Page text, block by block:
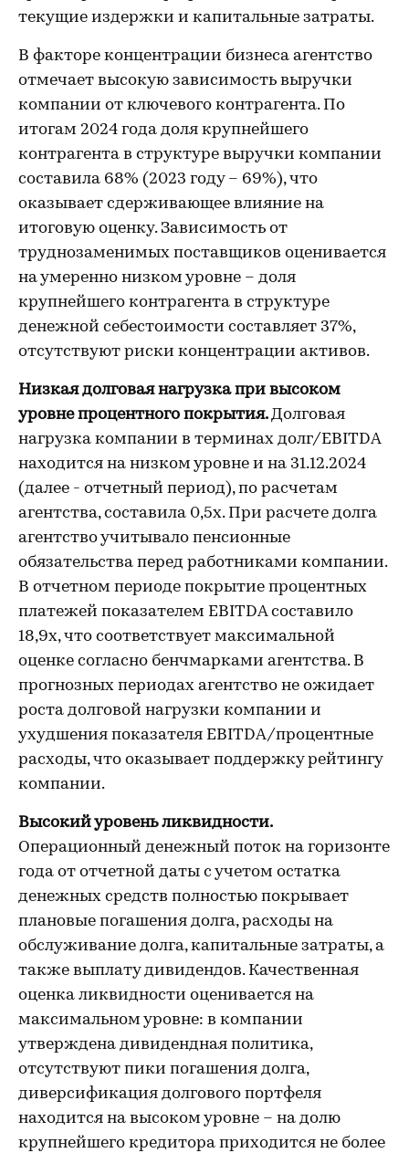
текущие издержки и капитальные затраты.
В факторе концентрации бизнеса агентство
отмечает высокую зависимость выручки
компании от ключевого контрагента. По
итогам 2024 года доля крупнейшего
контрагента в структуре выручки компании
составила 68% (2023 году – 69%), что
оказывает сдерживающее влияние на
итоговую оценку. Зависимость от
труднозаменимых поставщиков оценивается
на умеренно низком уровне – доля
крупнейшего контрагента в структуре
денежной себестоимости составляет 37%,
отсутствуют риски концентрации активов.
Низкая долговая нагрузка при высоком
уровне процентного покрытия.Долговая
нагрузка компании в терминах долг/EBITDA
находится на низком уровне и на 31.12.2024
(далее - отчетный период), по расчетам
агентства, составила 0,5х. При расчете долга
агентство учитывало пенсионные
обязательства перед работниками компании.
В отчетном периоде покрытие процентных
платежей показателем EBITDA составило
18,9х, что соответствует максимальной
оценке согласно бенчмарками агентства. В
прогнозных периодах агентство не ожидает
роста долговой нагрузки компании и
ухудшения показателя EBITDA/процентные
расходы, что оказывает поддержку рейтингу
компании.
Высокий уровень ликвидности.
Операционный денежный поток на горизонте
года от отчетной даты с учетом остатка
денежных средств полностью покрывает
плановые погашения долга, расходы на
обслуживание долга, капитальные затраты, а
также выплату дивидендов. Качественная
оценка ликвидности оценивается на
максимальном уровне: в компании
утверждена дивидендная политика,
отсутствуют пики погашения долга,
диверсификация долгового портфеля
находится на высоком уровне – на долю
крупнейшего кредитора приходится не более